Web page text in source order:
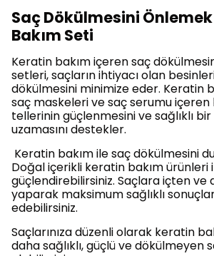
Saç Dökülmesini
Bakım Seti
Keratin bakım içeren saç
setleri, saçların ihtiyacı olan
dökülmesini minimize eder. Keratin
saç maskeleri ve saç serumu içeren
tellerinin güçlenmesini ve sağlıklı
uzamasını destekler.
Keratin bakım ile saç dökülmesini
Doğal içerikli keratin bakım ürünleri
güçlendirebilirsiniz. Saçlara içten ve
yaparak maksimum sağlıklı
edebilirsiniz.
Saçlarınıza düzenli olarak keratin
daha sağlıklı, güçlü ve dökülmeyen